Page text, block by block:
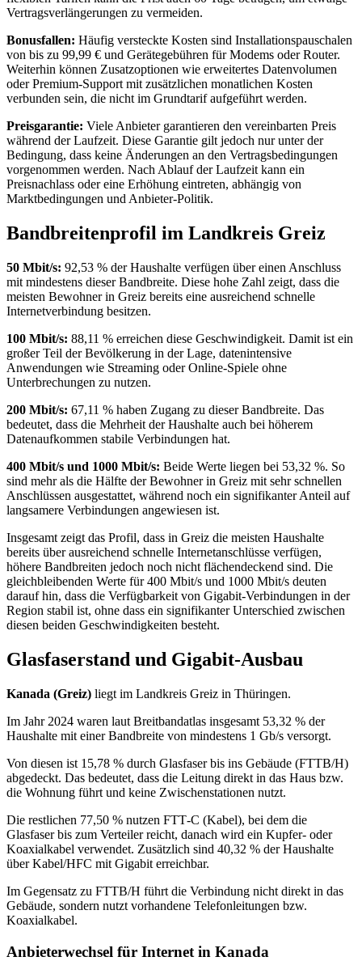
Vertragsverlängerungen zu vermeiden.
Bonusfallen: Häufig versteckte Kosten sind Installationspauschalen
von bis zu 99,99 € und Gerätegebühren für Modems oder Router.
Weiterhin können Zusatzoptionen wie erweitertes Datenvolumen
oder Premium‑Support mit zusätzlichen monatlichen Kosten
verbunden sein, die nicht im Grundtarif aufgeführt werden.
Preisgarantie: Viele Anbieter garantieren den vereinbarten Preis
während der Laufzeit. Diese Garantie gilt jedoch nur unter der
Bedingung, dass keine Änderungen an den Vertragsbedingungen
vorgenommen werden. Nach Ablauf der Laufzeit kann ein
Preisnachlass oder eine Erhöhung eintreten, abhängig von
Marktbedingungen und Anbieter‑Politik.
Bandbreitenprofil im Landkreis Greiz
50 Mbit/s: 92,53 % der Haushalte verfügen über einen Anschluss
mit mindestens dieser Bandbreite. Diese hohe Zahl zeigt, dass die
meisten Bewohner in Greiz bereits eine ausreichend schnelle
Internetverbindung besitzen.
100 Mbit/s: 88,11 % erreichen diese Geschwindigkeit. Damit ist ein
großer Teil der Bevölkerung in der Lage, datenintensive
Anwendungen wie Streaming oder Online‑Spiele ohne
Unterbrechungen zu nutzen.
200 Mbit/s: 67,11 % haben Zugang zu dieser Bandbreite. Das
bedeutet, dass die Mehrheit der Haushalte auch bei höherem
Datenaufkommen stabile Verbindungen hat.
400 Mbit/s und 1000 Mbit/s: Beide Werte liegen bei 53,32 %. So
sind mehr als die Hälfte der Bewohner in Greiz mit sehr schnellen
Anschlüssen ausgestattet, während noch ein signifikanter Anteil auf
langsamere Verbindungen angewiesen ist.
Insgesamt zeigt das Profil, dass in Greiz die meisten Haushalte
bereits über ausreichend schnelle Internetanschlüsse verfügen,
höhere Bandbreiten jedoch noch nicht flächendeckend sind. Die
gleichbleibenden Werte für 400 Mbit/s und 1000 Mbit/s deuten
darauf hin, dass die Verfügbarkeit von Gigabit‑Verbindungen in der
Region stabil ist, ohne dass ein signifikanter Unterschied zwischen
diesen beiden Geschwindigkeiten besteht.
Glasfaserstand und Gigabit-Ausbau
Kanada (Greiz) liegt im Landkreis Greiz in Thüringen.
Im Jahr 2024 waren laut Breitbandatlas insgesamt 53,32 % der
Haushalte mit einer Bandbreite von mindestens 1 Gb/s versorgt.
Von diesen ist 15,78 % durch Glasfaser bis ins Gebäude (FTTB/H)
abgedeckt. Das bedeutet, dass die Leitung direkt in das Haus bzw.
die Wohnung führt und keine Zwischenstationen nutzt.
Die restlichen 77,50 % nutzen FTT‑C (Kabel), bei dem die
Glasfaser bis zum Verteiler reicht, danach wird ein Kupfer- oder
Koaxialkabel verwendet. Zusätzlich sind 40,32 % der Haushalte
über Kabel/HFC mit Gigabit erreichbar.
Im Gegensatz zu FTTB/H führt die Verbindung nicht direkt in das
Gebäude, sondern nutzt vorhandene Telefonleitungen bzw.
Koaxialkabel.
Anbieterwechsel für Internet in Kanada